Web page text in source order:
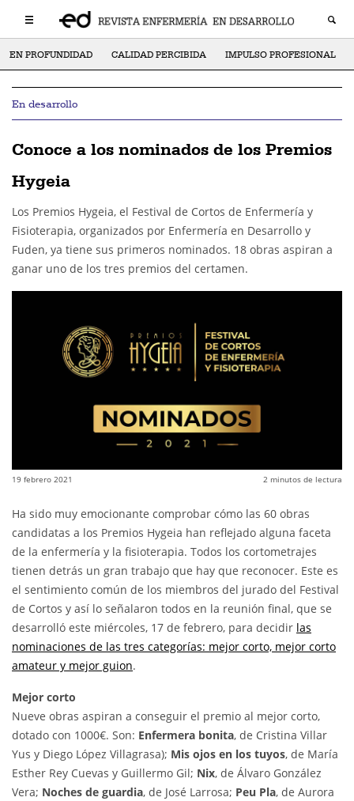
EN PROFUNDIDAD CALIDAD PERCIBIDA IMPULSO PROFESIONAL
En desarrollo
Conoce a los nominados de los Premios
Hygeia
Los Premios Hygeia, el Festival de Cortos de Enfermería y
Fisioterapia, organizados por Enfermería en Desarrollo y
Fuden, ya tiene sus primeros nominados. 18 obras aspiran a
ganar uno de los tres premios del certamen.
19 febrero 2021 2 minutos de lectura
Ha sido muy emocionante comprobar cómo las 60 obras
candidatas a los Premios Hygeia han reflejado alguna faceta
de la enfermería y la fisioterapia. Todos los cortometrajes
tienen detrás un gran trabajo que hay que reconocer. Este es
el sentimiento común de los miembros del jurado del Festival
de Cortos y así lo señalaron todos en la reunión final, que se
desarrolló este miércoles, 17 de febrero, para decidir las
nominaciones de las tres categorías: mejor corto, mejor corto
amateur y mejor guion.
Mejor corto
Nueve obras aspiran a conseguir el premio al mejor corto,
dotado con 1000€. Son: Enfermera bonita, de Cristina Villar
Yus y Diego López Villagrasa); Mis ojos en los tuyos, de María
Esther Rey Cuevas y Guillermo Gil; Nix, de Álvaro González
Vera; Noches de guardia, de José Larrosa; Peu Pla, de Aurora